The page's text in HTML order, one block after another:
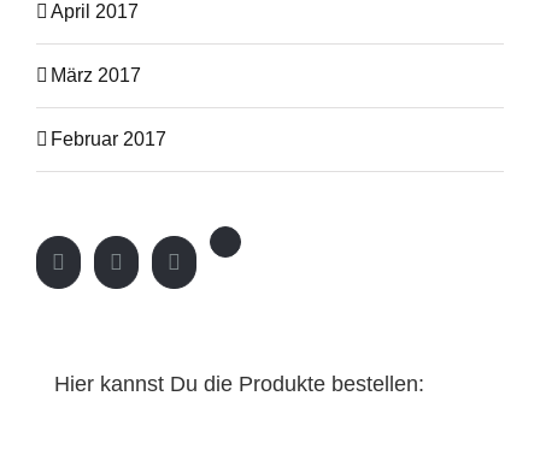
April 2017
März 2017
Februar 2017
Hier kannst Du die Produkte bestellen: